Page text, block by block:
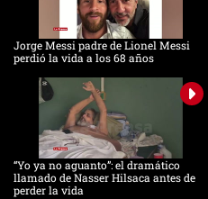
Jorge Messi padre de Lionel Messi
perdió la vida a los 68 años
“Yo ya no aguanto”: el dramático
llamado de Nasser Hilsaca antes de
perder la vida